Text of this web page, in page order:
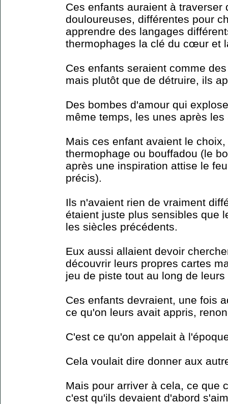
Ces enfants auraient à traverser
douloureuses, différentes pour
apprendre des langages
thermophages la clé du cœur et
Ces enfants seraient comme
mais plutôt que de détruire, ils
Des bombes d'amour qui
même temps, les unes après les
Mais ces enfant avaient le
thermophage ou bouffadou (le
après une inspiration attise le
précis).
Ils n'avaient rien de vraiment
étaient juste plus sensibles que
les siècles précédents.
Eux aussi allaient devoir
découvrir leurs propres cartes
jeu de piste tout au long de leurs
Ces enfants devraient, une fois
ce qu'on leurs avait appris,
C'est ce qu'on appelait à
Cela voulait dire donner aux
Mais pour arriver à cela, ce que
c'est qu'ils devaient d'abord